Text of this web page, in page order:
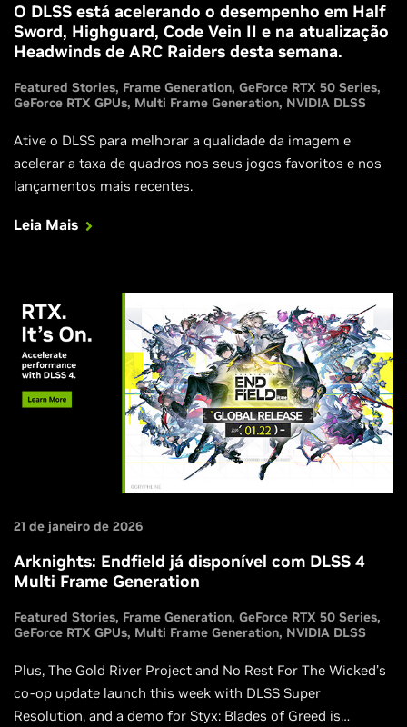
O DLSS está acelerando o desempenho em Half
Sword, Highguard, Code Vein II e na atualização
Headwinds de ARC Raiders desta semana.
Featured Stories Frame Generation GeForce RTX 50 Series
GeForce RTX GPUs Multi Frame Generation NVIDIA DLSS
Ative o DLSS para melhorar a qualidade da imagem e
acelerar a taxa de quadros nos seus jogos favoritos e nos
lançamentos mais recentes.
Leia Mais
21 de janeiro de 2026
Arknights: Endfield já disponível com DLSS 4
Multi Frame Generation
Featured Stories Frame Generation GeForce RTX 50 Series
GeForce RTX GPUs Multi Frame Generation NVIDIA DLSS
Plus, The Gold River Project and No Rest For The Wicked’s
co-op update launch this week with DLSS Super
Resolution, and a demo for Styx: Blades of Greed is